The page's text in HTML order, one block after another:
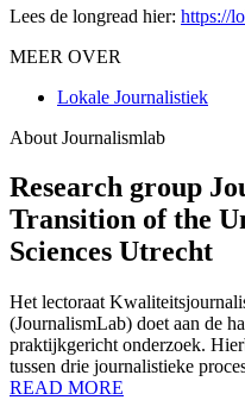
Lees de longread hier: https://
MEER OVER
Lokale Journalistiek
About Journalismlab
Research group
Transition of the
Sciences Utrecht
Het lectoraat
(JournalismLab) doet aan de
praktijkgericht onderzoek.
tussen drie journalistieke
READ MORE